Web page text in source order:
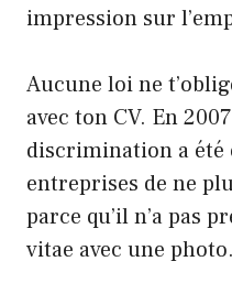
impression sur
Aucune loi ne
avec ton CV. En
discrimination a été
entreprises de ne
parce qu’il n’a pas
vitae avec une photo.